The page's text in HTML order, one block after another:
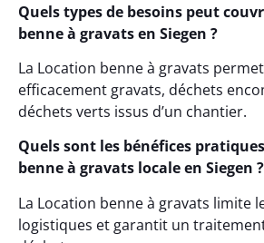
Quels types de besoins peut
benne à gravats en Siegen ?
La Location benne à gravats
efficacement gravats, déchets
déchets verts issus d’un chantier.
Quels sont les bénéfices
benne à gravats locale en Siegen ?
La Location benne à gravats limite
logistiques et garantit un